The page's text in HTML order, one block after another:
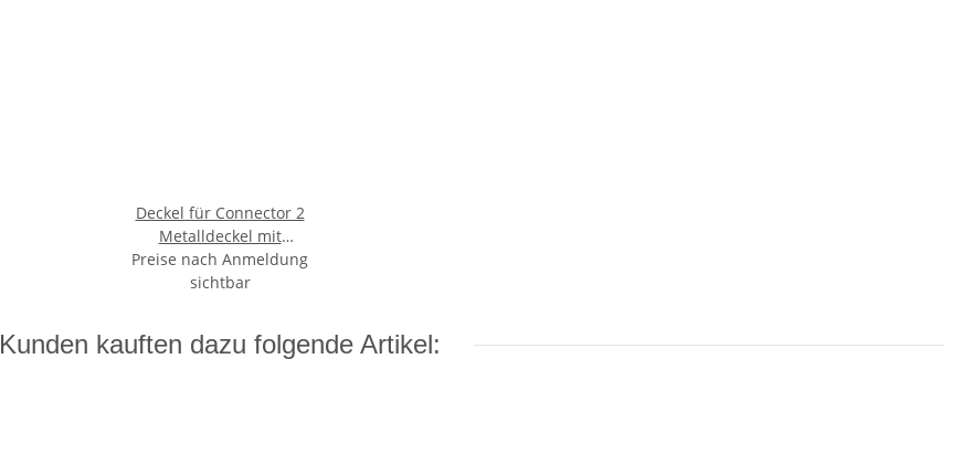
Deckel für Connector 2
Metalldeckel mit
Ausschnitt für ein
Kabel, 7.5mm Ø silber
Preise nach Anmeldung
sichtbar
Kunden kauften dazu folgende Artikel: